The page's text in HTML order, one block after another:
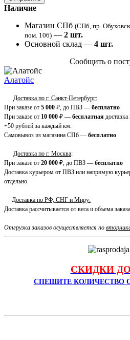
Наличие
Магазин СПб (СПб, пр.
пом. 106) — 2 шт.
Основной склад — 4 шт.
Сообщить о
Алатойс
Доставка по г. Санкт-Петербург:
При заказе от 5 000 ₽, до ПВЗ — бесплатно
При заказе от 10 000 ₽ — бесплатная
+50 рублей за каждый км.
Самовывоз из магазина СПб — бесплатно
Доставка по г. Москва:
При заказе от 20 000 ₽, до ПВЗ — бесплатно
Доставка курьером от ПВЗ или напрямую
отдельно.
Доставка по РФ, СНГ и Миру:
Доставка рассчитывается от веса и объема заказа
Отгрузка заказов осуществляется по
СКИДКИ ДО
СПЕШИТЕ КОЛИЧЕСТВО